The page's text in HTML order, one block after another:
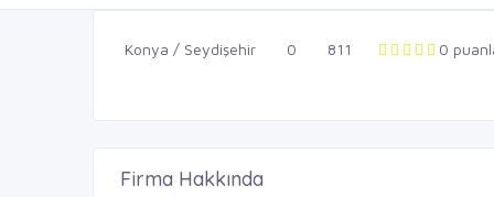
Konya / Seydişehir 0 811 0
Firma Hakkında